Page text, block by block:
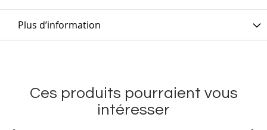
Plus d’information
Ces produits pourraient vous
intéresser